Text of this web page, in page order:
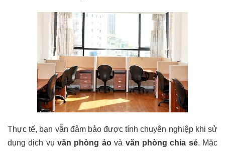
Thực tế, bạn vẫn đảm bảo được tính chuyên nghiệp khi sử
dụng dịch vụvăn phòng ảovà văn phòng chia sẻ. Mặc